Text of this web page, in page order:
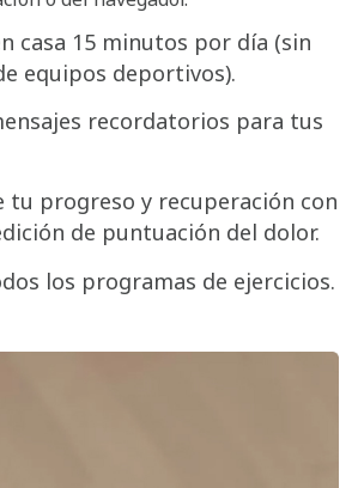
casa 15 minutos por día (sin
equipos deportivos).
recordatorios para tus
tu progreso y recuperación con
de puntuación del dolor.
los programas de ejercicios.